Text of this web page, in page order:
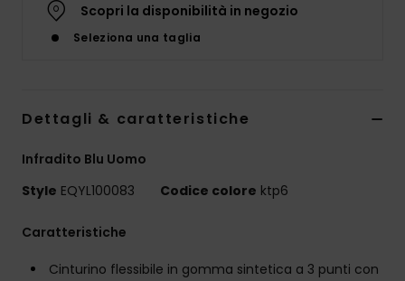
Scopri la disponibilità in negozio
Seleziona una taglia
Dettagli & caratteristiche
Infradito Blu Uomo
Style EQYL100083 Codice colore ktp6
Caratteristiche
Cinturino flessibile in gomma sintetica a 3 punti con